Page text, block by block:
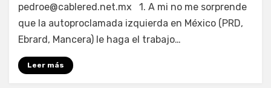
pedroe@cablered.net.mx 1. A mi no me sorprende
que la autoproclamada izquierda en México (PRD,
Ebrard, Mancera) le haga el trabajo…
Leer más